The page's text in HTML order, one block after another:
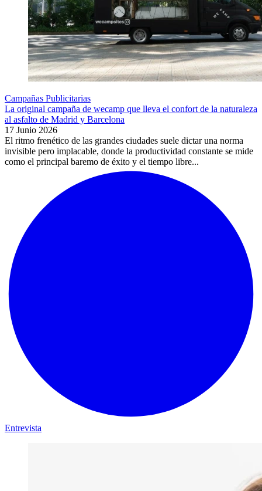
Campañas Publicitarias
La original campaña de wecamp que lleva el confort de la naturaleza
al asfalto de Madrid y Barcelona
17 Junio 2026
El ritmo frenético de las grandes ciudades suele dictar una norma
invisible pero implacable, donde la productividad constante se mide
como el principal baremo de éxito y el tiempo libre...
Entrevista